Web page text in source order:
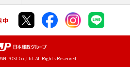
中
POST Co.,Ltd. All Rights Reserved.